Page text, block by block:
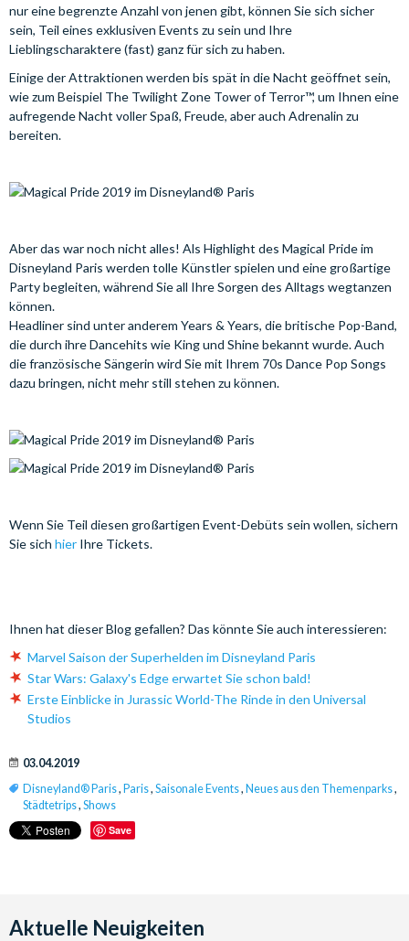
nur eine begrenzte Anzahl von jenen gibt, können Sie sich sicher
sein, Teil eines exklusiven Events zu sein und Ihre
Lieblingscharaktere (fast) ganz für sich zu haben.
Einige der Attraktionen werden bis spät in die Nacht geöffnet sein,
wie zum Beispiel The Twilight Zone Tower of Terror™, um Ihnen eine
aufregende Nacht voller Spaß, Freude, aber auch Adrenalin zu
bereiten.
Aber das war noch nicht alles! Als Highlight des Magical Pride im
Disneyland Paris werden tolle Künstler spielen und eine großartige
Party begleiten, während Sie all Ihre Sorgen des Alltags wegtanzen
können.
Headliner sind unter anderem Years & Years, die britische Pop-Band,
die durch ihre Dancehits wie King und Shine bekannt wurde. Auch
die französische Sängerin wird Sie mit Ihrem 70s Dance Pop Songs
dazu bringen, nicht mehr still stehen zu können.
Wenn Sie Teil diesen großartigen Event-Debüts sein wollen, sichern
Sie sich hier Ihre Tickets.
Ihnen hat dieser Blog gefallen? Das könnte Sie auch interessieren:
Marvel Saison der Superhelden im Disneyland Paris
Star Wars: Galaxy's Edge erwartet Sie schon bald!
Erste Einblicke in Jurassic World-The Rinde in den Universal
Studios
03.04.2019
Disneyland® Paris, Paris, Saisonale Events, Neues aus den Themenparks,
Städtetrips, Shows
Save
Aktuelle Neuigkeiten